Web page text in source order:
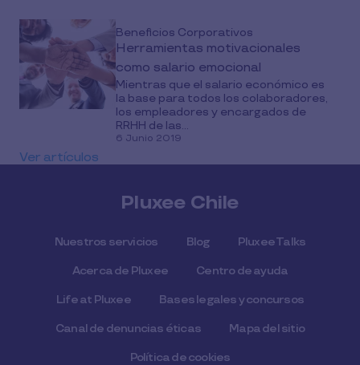
Beneficios Corporativos
Herramientas motivacionales
como salario emocional
Mientras que el salario económico es
la base para todos los colaboradores,
los empleadores y encargados de
RRHH de las...
6 Junio 2019
Ver artículos
Pluxee Chile
Nuestros servicios Blog Pluxee Talks
Acerca de Pluxee Centro de ayuda
Life at Pluxee Bases legales y concursos
Canal de denuncias éticas Mapa del sitio
Política de cookies